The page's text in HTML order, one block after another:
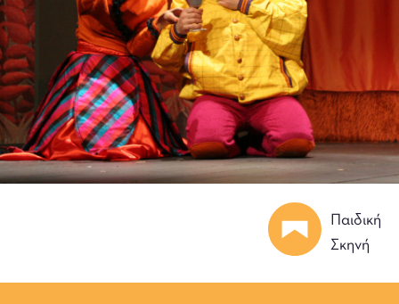
Παιδική
Σκηνή